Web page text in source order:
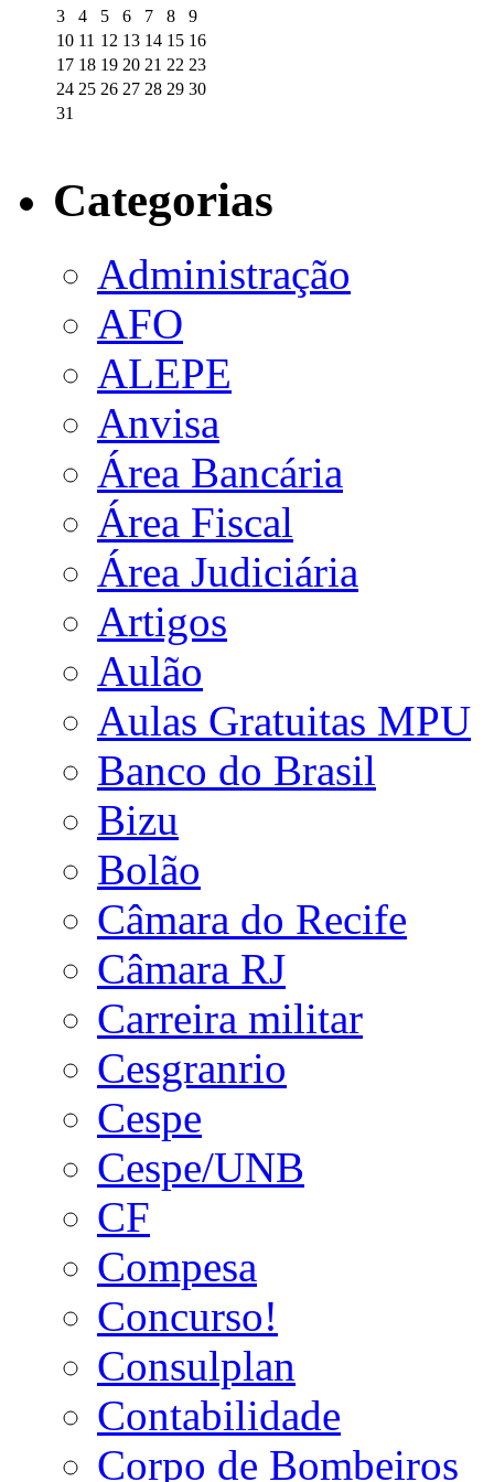
3
4 5 6 7 8
9
10 11 12 13 14 15 16
17 18 19 20 21 22 23
24 25 26 27 28 29 30
31
Categorias
Administração
AFO
ALEPE
Anvisa
Área Bancária
Área Fiscal
Área Judiciária
Artigos
Aulão
Aulas Gratuitas MPU
Banco do Brasil
Bizu
Bolão
Câmara do Recife
Câmara RJ
Carreira militar
Cesgranrio
Cespe
Cespe/UNB
CF
Compesa
Concurso!
Consulplan
Contabilidade
Corpo de Bombeiros